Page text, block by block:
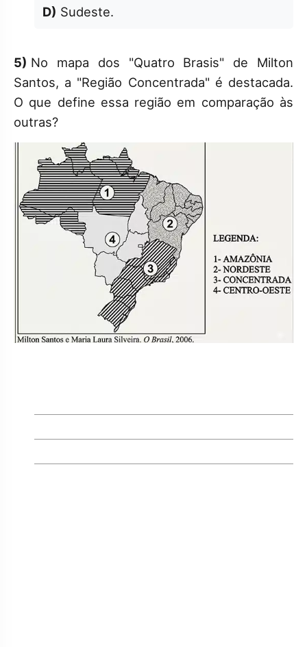
D) Sudeste.
5) No mapa dos "Quatro Brasis" de Milton
Santos, a "Região Concentrada" é destacada.
O que define essa região em comparação às
outras?